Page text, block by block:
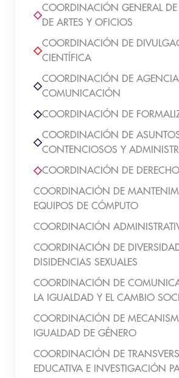
COORDINACIÓN GENERAL DE
DE ARTES Y OFICIOS
COORDINACIÓN DE
CIENTÍFICA
COORDINACIÓN DE
COMUNICACIÓN
COORDINACIÓN DE
COORDINACIÓN DE
CONTENCIOSOS Y
COORDINACIÓN DE
COORDINACIÓN DE
EQUIPOS DE CÓMPUTO
COORDINACIÓN
COORDINACIÓN DE
DISIDENCIAS SEXUALES
COORDINACIÓN DE
LA IGUALDAD Y EL CAMBIO
COORDINACIÓN DE
IGUALDAD DE GÉNERO
COORDINACIÓN DE
EDUCATIVA E INVESTIGACIÓN